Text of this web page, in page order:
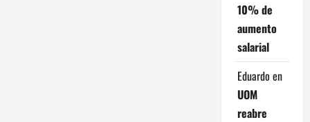
10% de
aumento
salarial
Eduardo en
UOM
reabre